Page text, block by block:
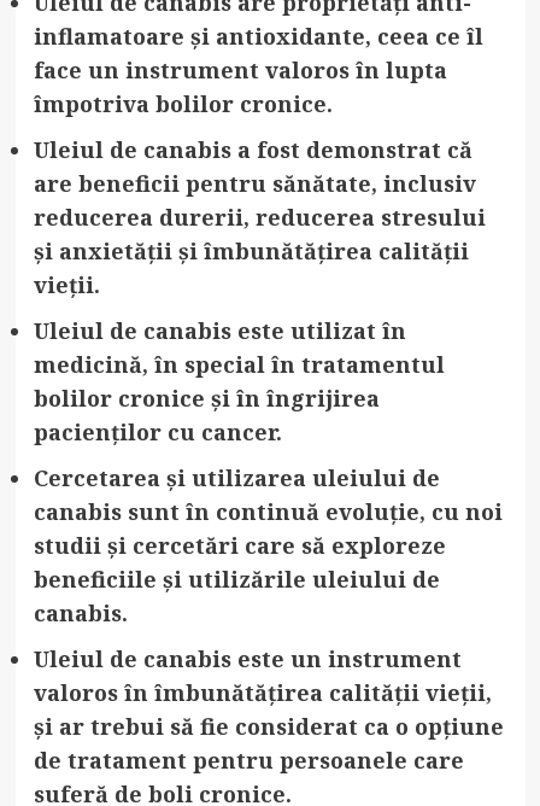
inflamatoare și antioxidante, ceea ce îl
face un instrument valoros în lupta
împotriva bolilor cronice.
Uleiul de canabis a fost demonstrat că
are beneficii pentru sănătate, inclusiv
reducerea durerii, reducerea stresului
și anxietății și îmbunătățirea calității
vieții.
Uleiul de canabis este utilizat în
medicină, în special în tratamentul
bolilor cronice și în îngrijirea
pacienților cu cancer.
Cercetarea și utilizarea uleiului de
canabis sunt în continuă evoluție, cu noi
studii și cercetări care să exploreze
beneficiile și utilizările uleiului de
canabis.
Uleiul de canabis este un instrument
valoros în îmbunătățirea calității vieții,
și ar trebui să fie considerat ca o opțiune
de tratament pentru persoanele care
suferă de boli cronice.